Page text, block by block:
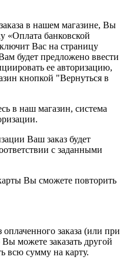
в нашем магазине, Вы
«Оплата банковской
Вас на страницу
будет предложено ввести
ее авторизацию,
кнопкой "Вернуться в
в наш магазин, система
Ваш заказ будет
с заданными
Вы сможете повторить
заказа (или при
можете заказать другой
всю сумму на карту.